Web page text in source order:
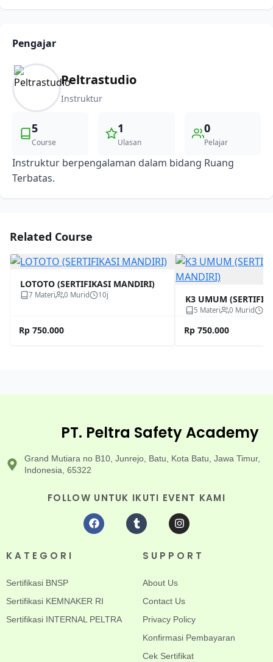
Pengajar
Peltrastudio
Instruktur
5
Course
1
Ulasan
0
Pelajar
Instruktur berpengalaman dalam bidang Ruang
Terbatas.
Related Course
LOTOTO (SERTIFIKASI MANDIRI)
7 Materi 0 Murid 10j
Rp 750.000
K3 UMUM
5 Materi 0 Murid 10j
Rp 750.000
PT. Peltra Safety Academy
Grand Mutiara no B10, Junrejo, Batu, Kota Batu, Jawa Timur,
Indonesia, 65322
FOLLOW UNTUK IKUTI EVENT KAMI
KATEGORI
Sertifikasi BNSP
Sertifikasi KEMNAKER RI
Sertifikasi INTERNAL PELTRA
SUPPORT
About Us
Contact Us
Privacy Policy
Konfirmasi Pembayaran
Cek Sertifikat